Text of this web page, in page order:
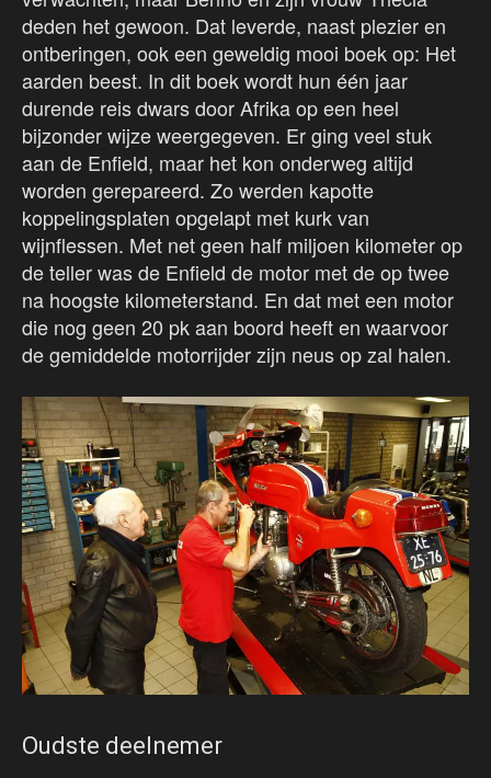
deden het gewoon. Dat leverde, naast plezier en
ontberingen, ook een geweldig mooi boek op: Het
aarden beest. In dit boek wordt hun één jaar
durende reis dwars door Afrika op een heel
bijzonder wijze weergegeven. Er ging veel stuk
aan de Enfield, maar het kon onderweg altijd
worden gerepareerd. Zo werden kapotte
koppelingsplaten opgelapt met kurk van
wijnflessen. Met net geen half miljoen kilometer op
de teller was de Enfield de motor met de op twee
na hoogste kilometerstand. En dat met een motor
die nog geen 20 pk aan boord heeft en waarvoor
de gemiddelde motorrijder zijn neus op zal halen.
Oudste deelnemer